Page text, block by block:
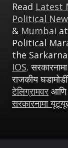
Read Latest
Political
& Mumbai
Political
the
IOS.
राजकीय
टेलिग्रामवर
सरकारनामा